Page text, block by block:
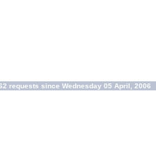
requests since Wednesday 05 April, 2006